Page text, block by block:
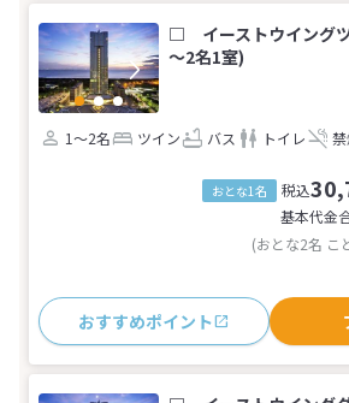
□ イーストウイング
～2名1室)
1～2名 ツイン バス トイレ
おとな1名 税込
基本代金
(おとな2名 こ
おすすめポイント